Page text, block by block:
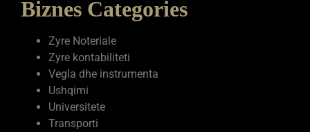
Zyre kontabiliteti
Vegla dhe instrumenta
Ushqimi
Universitete
Transporti
Tobacco Shop